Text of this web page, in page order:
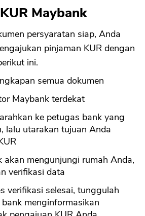
Maybank
persyaratan siap, Anda
pinjaman KUR dengan
ini.
semua dokumen
Maybank terdekat
ke petugas bank yang
lalu utarakan tujuan Anda
akan mengunjungi rumah Anda,
verifikasi data
verifikasi selesai, tunggulah
menginformasikan